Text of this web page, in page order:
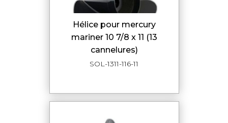
hélice pour mercury
mariner 10 7/8 x 11 (13
cannelures)
SOL-1311-116-11